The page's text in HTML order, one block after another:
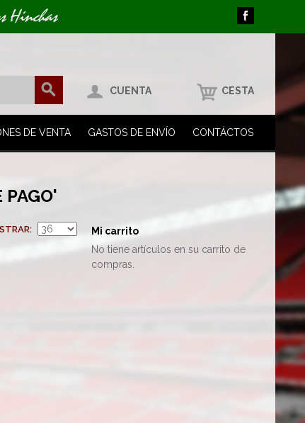
Hinchas
CUENTA CESTA
DE VENTA GASTOS DE ENVÍO CONTÁCTOS
PAGO'
Mi carrito
No tiene artículos en su carrito de
compras.